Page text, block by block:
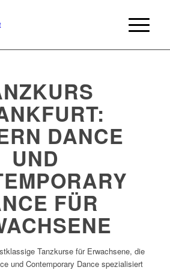
DANCE
UND
FÜR
Tanzkurse für Erwachsene, die
und Contemporary Dance spezialisiert